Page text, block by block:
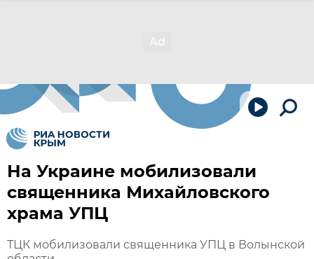
На Украине мобилизовали
священника Михайловского
храма УПЦ
ТЦК мобилизовали священника УПЦ в Волынской